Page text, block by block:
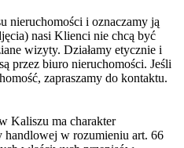
nieruchomości i oznaczamy ją
nasi Klienci nie chcą być
wizyty. Działamy etycznie i
przez biuro nieruchomości. Jeśli
zapraszamy do kontaktu.
Kaliszu ma charakter
w rozumieniu art. 66